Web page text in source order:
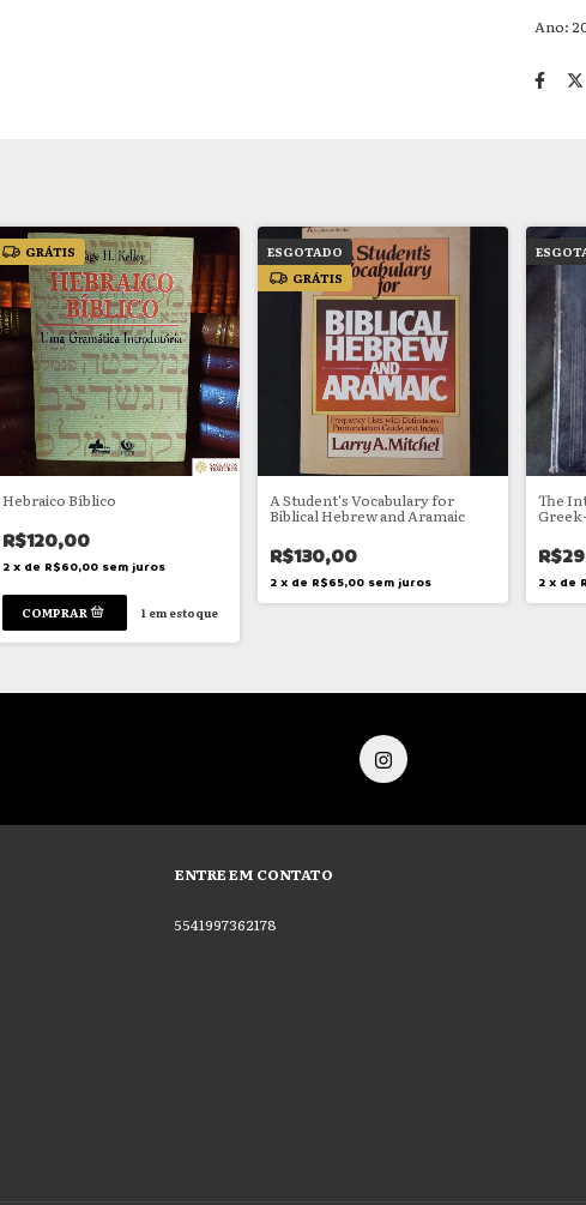
Ano:
GRÁTIS
Hebraico Bíblico
R$120,00
2 x de R$60,00 sem juros
1em estoque
ESGOTADO
GRÁTIS
A Student's Vocabulary for
Biblical Hebrew and Aramaic
R$130,00
2 x de R$65,00 sem juros
The
2 x de
ENTRE EM CONTATO
5541997362178